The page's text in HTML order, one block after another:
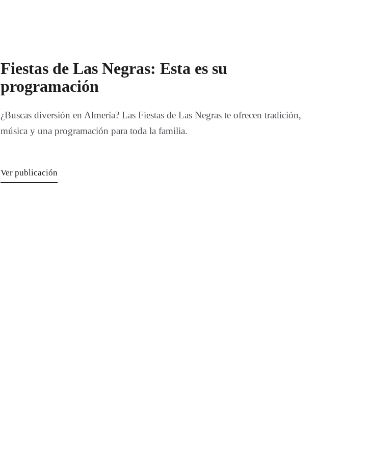
Fiestas de Las Negras: Esta es su
programación
¿Buscas diversión en Almería? Las Fiestas de Las Negras te ofrecen tradición,
música y una programación para toda la familia.
Ver publicación